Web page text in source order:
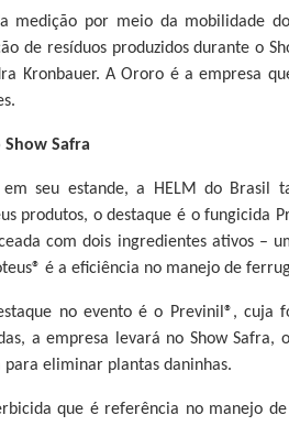
medição por meio da mobilidade
de resíduos produzidos durante o
Kronbauer. A Ororo é a empresa
Show Safra
em seu estande, a HELM do Brasil
produtos, o destaque é o fungicida
com dois ingredientes ativos –
é a eficiência no manejo de
no evento é o Previnil®,
a empresa levará no Show
eliminar plantas daninhas.
que é referência no manejo